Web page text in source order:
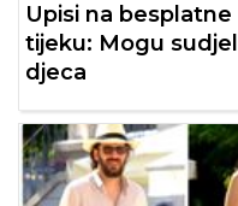
Upisi na
tijeku: Mogu
djeca